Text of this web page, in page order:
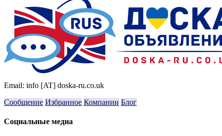
Email: info [AT] doska-ru.co.uk
Сообщение Избранное Компании Блог
Социальные медиа